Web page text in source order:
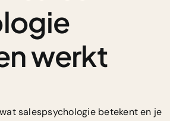
werkt
salespsychologie betekent en je